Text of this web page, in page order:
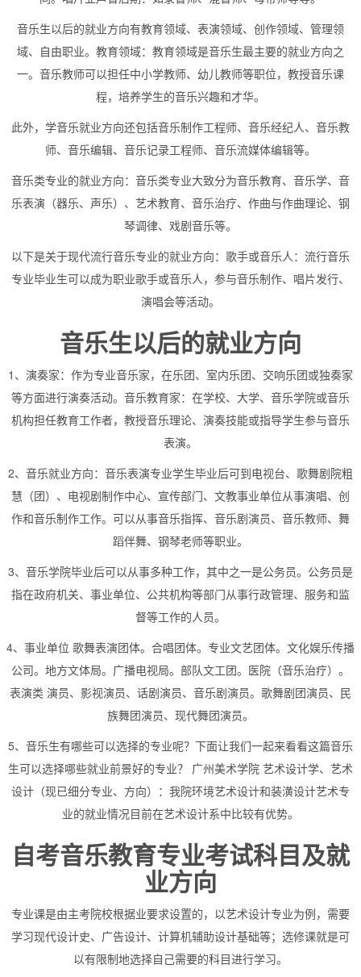
音乐生以后的就业方向有教育领域、表演领域、创作领域、管理领
域、自由职业。教育领域：教育领域是音乐生最主要的就业方向之
一。音乐教师可以担任中小学教师、幼儿教师等职位，教授音乐课
程，培养学生的音乐兴趣和才华。
此外，学音乐就业方向还包括音乐制作工程师、音乐经纪人、音乐教
师、音乐编辑、音乐记录工程师、音乐流媒体编辑等。
音乐类专业的就业方向：音乐类专业大致分为音乐教育、音乐学、音
乐表演（器乐、声乐）、艺术教育、音乐治疗、作曲与作曲理论、钢
琴调律、戏剧音乐等。
以下是关于现代流行音乐专业的就业方向：歌手或音乐人：流行音乐
专业毕业生可以成为职业歌手或音乐人，参与音乐制作、唱片发行、
演唱会等活动。
音乐生以后的就业方向
1、演奏家：作为专业音乐家，在乐团、室内乐团、交响乐团或独奏家
等方面进行演奏活动。音乐教育家：在学校、大学、音乐学院或音乐
机构担任教育工作者，教授音乐理论、演奏技能或指导学生参与音乐
表演。
2、音乐就业方向：音乐表演专业学生毕业后可到电视台、歌舞剧院粗
慧（团）、电视剧制作中心、宣传部门、文教事业单位从事演唱、创
作和音乐制作工作。可以从事音乐指挥、音乐剧演员、音乐教师、舞
蹈伴舞、钢琴老师等职业。
3、音乐学院毕业后可以从事多种工作，其中之一是公务员。公务员是
指在政府机关、事业单位、公共机构等部门从事行政管理、服务和监
督等工作的人员。
4、事业单位 歌舞表演团体。合唱团体。专业文艺团体。文化娱乐传播
公司。地方文体局。广播电视局。部队文工团。医院（音乐治疗）。
表演类 演员、影视演员、话剧演员、音乐剧演员。歌舞剧团演员、民
族舞团演员、现代舞团演员。
5、音乐生有哪些可以选择的专业呢？下面让我们一起来看看这篇音乐
生可以选择哪些就业前景好的专业？ 广州美术学院 艺术设计学、艺术
设计（现已细分专业、方向）：我院环境艺术设计和装潢设计艺术专
业的就业情况目前在艺术设计系中比较有优势。
自考音乐教育专业考试科目及就
业方向
专业课是由主考院校根据业要求设置的，以艺术设计专业为例，需要
学习现代设计史、广告设计、计算机辅助设计基础等；选修课就是可
以有限制地选择自己需要的科目进行学习。